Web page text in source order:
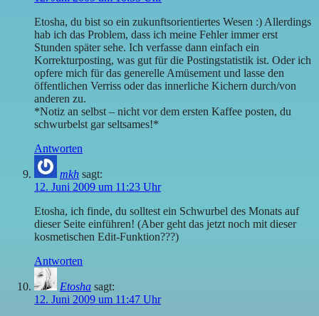
Etosha, du bist so ein zukunftsorientiertes Wesen :) Allerdings
hab ich das Problem, dass ich meine Fehler immer erst
Stunden später sehe. Ich verfasse dann einfach ein
Korrekturposting, was gut für die Postingstatistik ist. Oder ich
opfere mich für das generelle Amüsement und lasse den
öffentlichen Verriss oder das innerliche Kichern durch/von
anderen zu.
*Notiz an selbst – nicht vor dem ersten Kaffee posten, du
schwurbelst gar seltsames!*
Antworten
mkh sagt:
12. Juni 2009 um 11:23 Uhr
Etosha, ich finde, du solltest ein Schwurbel des Monats auf
dieser Seite einführen! (Aber geht das jetzt noch mit dieser
kosmetischen Edit-Funktion???)
Antworten
Etosha sagt:
12. Juni 2009 um 11:47 Uhr